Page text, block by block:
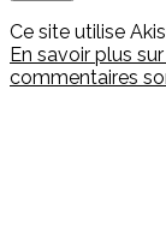
Ce site utilise
En savoir plus
commentaires